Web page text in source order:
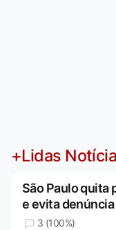
+Lidas
São Paulo quita
e evita denúncia
3 (100%)